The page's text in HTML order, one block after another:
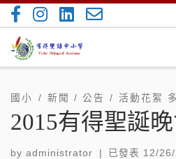
Skip to content
國小 新聞 / 公告 活動花絮
2015有得聖誕
by administrator 已發表 12/